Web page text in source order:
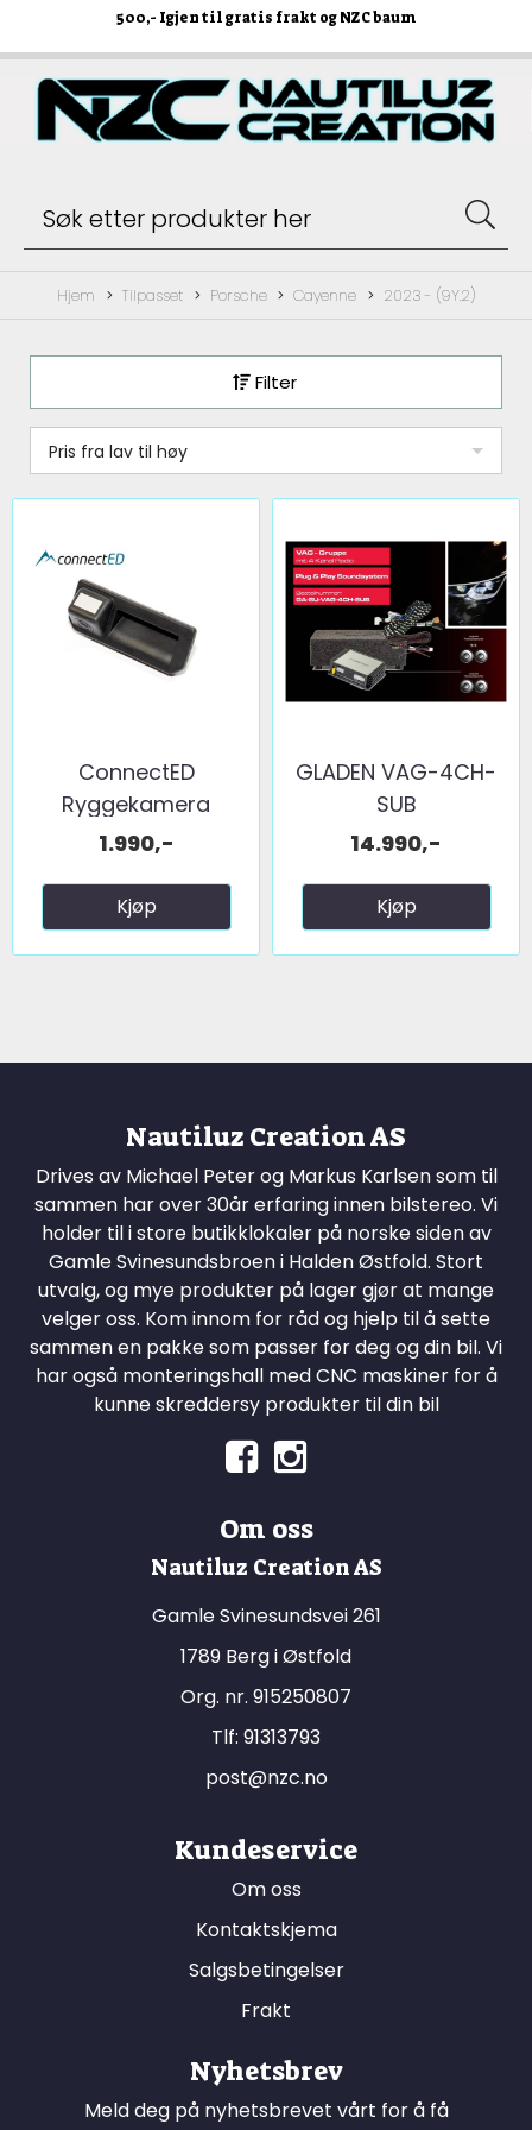
500,- Igjen til gratis frakt og NZC baum
Hjem Tilpasset Porsche Cayenne 2023 - (9Y.2)
Filter
Pris fra lav til høy
ConnectED
Ryggekamera
(håndtak) (CVBS) ...
1.990,-
Kjøp
GLADEN VAG-4CH-
SUB
14.990,-
Kjøp
Nautiluz Creation AS
Drives av Michael Peter og Markus Karlsen som til
sammen har over 30år erfaring innen bilstereo. Vi
holder til i store butikklokaler på norske siden av
Gamle Svinesundsbroen i Halden Østfold. Stort
utvalg, og mye produkter på lager gjør at mange
velger oss. Kom innom for råd og hjelp til å sette
sammen en pakke som passer for deg og din bil. Vi
har også monteringshall med CNC maskiner for å
kunne skreddersy produkter til din bil
Om oss
Nautiluz Creation AS
Gamle Svinesundsvei 261
1789 Berg i Østfold
Org. nr. 915250807
Tlf: 91313793
post@nzc.no
Kundeservice
Om oss
Kontaktskjema
Salgsbetingelser
Frakt
Nyhetsbrev
Meld deg på nyhetsbrevet vårt for å få